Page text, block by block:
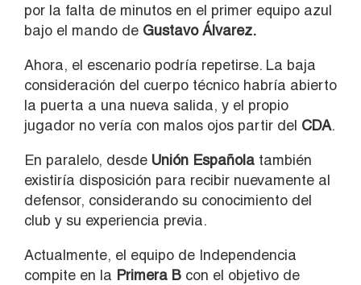
por la falta de minutos en el primer equipo azul
bajo el mando de Gustavo Álvarez.
Ahora, el escenario podría repetirse. La baja
consideración del cuerpo técnico habría abierto
la puerta a una nueva salida, y el propio
jugador no vería con malos ojos partir del CDA.
En paralelo, desde Unión Española también
existiría disposición para recibir nuevamente al
defensor, considerando su conocimiento del
club y su experiencia previa.
Actualmente, el equipo de Independencia
compite en la Primera B con el objetivo de